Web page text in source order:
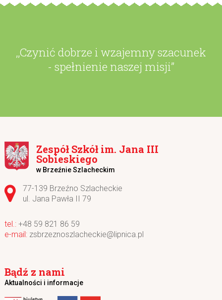
,,Czynić dobrze i wzajemny szacunek
- spełnienie naszej misji”
Zespół Szkół im. Jana III
Sobieskiego
w Brzeźnie Szlacheckim
Adres pocztowy:
77-139 Brzeźno Szlacheckie
ul. Jana Pawła II 79
+48 59 821 86 59
zsbrzeznoszlacheckie@lipnica.pl
Bądź z nami
Aktualności i informacje